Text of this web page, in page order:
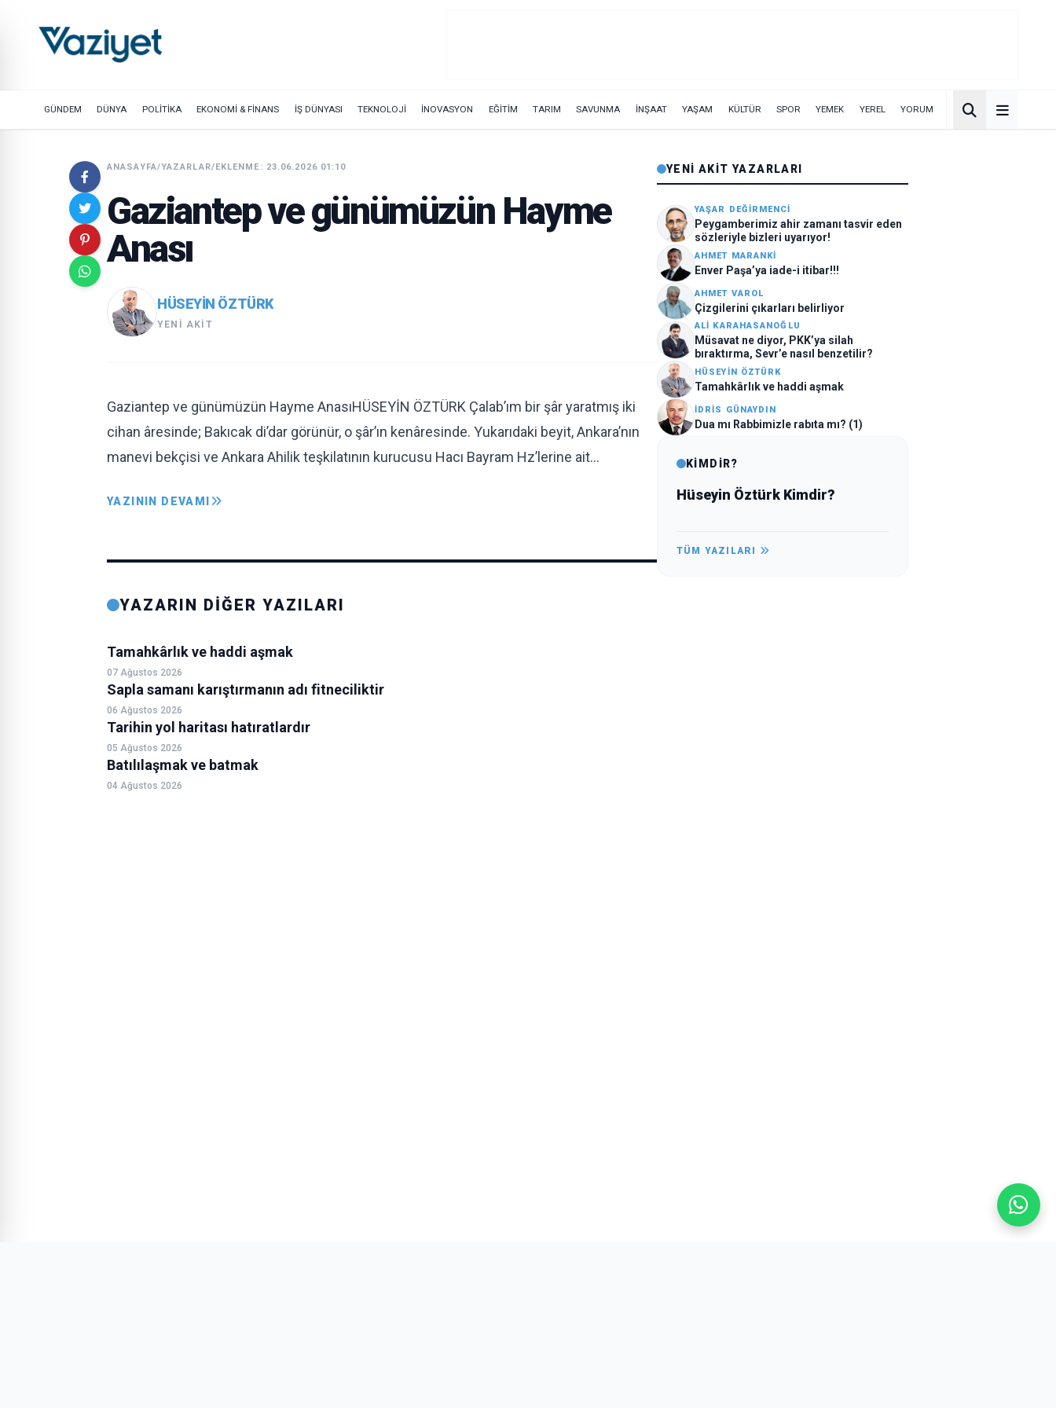
GÜNDEM DÜNYA POLİTİKA EKONOMİ & FİNANS İŞ DÜNYASI TEKNOLOJİ İNOVASYON EĞİTİM TARIM SAVUNMA İNŞAAT YAŞAM KÜLTÜR SPOR YEMEK YEREL YORUM
ANASAYFA/YAZARLAR/EKLENME: 23.06.2026 01:10
Gaziantep ve günümüzün Hayme
Anası
HÜSEYIN ÖZTÜRK
YENI AKIT
Gaziantep ve günümüzün Hayme AnasıHÜSEYİN ÖZTÜRK Çalab’ım bir şâr yaratmış iki
cihan âresinde; Bakıcak di’dar görünür, o şâr’ın kenâresinde. Yukarıdaki beyit, Ankara’nın
manevi bekçisi ve Ankara Ahilik teşkilatının kurucusu Hacı Bayram Hz’lerine ait…
YAZININ DEVAMI
YAZARIN DİĞER YAZILARI
Tamahkârlık ve haddi aşmak
07 Ağustos 2026
Sapla samanı karıştırmanın adı fitneciliktir
06 Ağustos 2026
Tarihin yol haritası hatıratlardır
05 Ağustos 2026
Batılılaşmak ve batmak
04 Ağustos 2026
YENI AKIT YAZARLARI
YAŞAR DEĞIRMENCI
Peygamberimiz ahir zamanı tasvir eden
sözleriyle bizleri uyarıyor!
AHMET MARANKI
Enver Paşa’ya iade-i itibar!!!
AHMET VAROL
Çizgilerini çıkarları belirliyor
ALI KARAHASANOĞLU
Müsavat ne diyor, PKK’ya silah
bıraktırma, Sevr’e nasıl benzetilir?
HÜSEYIN ÖZTÜRK
Tamahkârlık ve haddi aşmak
İDRIS GÜNAYDIN
Dua mı Rabbimizle rabıta mı? (1)
KİMDİR?
Hüseyin Öztürk Kimdir?
TÜM YAZILARI